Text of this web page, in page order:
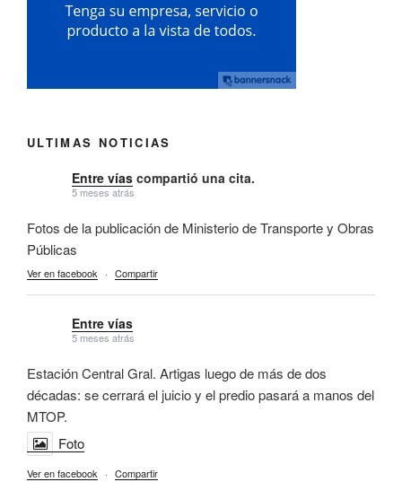
ULTIMAS NOTICIAS
Entre vías compartió una cita.
5 meses atrás
Fotos de la publicación de Ministerio de Transporte y Obras
Públicas
Ver en facebook · Compartir
Entre vías
5 meses atrás
Estación Central Gral. Artigas luego de más de dos
décadas: se cerrará el juicio y el predio pasará a manos del
MTOP.
Foto
Ver en facebook · Compartir